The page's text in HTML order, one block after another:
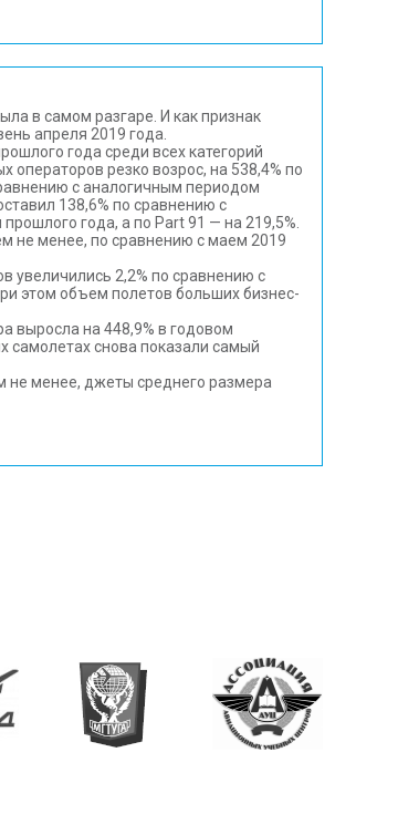
в самом разгаре. И как признак
апреля 2019 года.
года среди всех категорий
резко возрос, на 538,4% по
с аналогичным периодом
138,6% по сравнению с
года, а по Part 91 — на 219,5%.
не менее, по сравнению с маем 2019
увеличились 2,2% по сравнению с
этом объем полетов больших бизнес-
выросла на 448,9% в годовом
самолетах снова показали самый
не менее, джеты среднего размера